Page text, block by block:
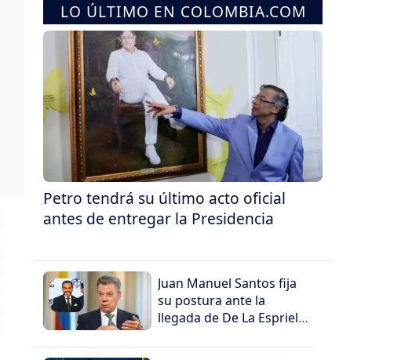
LO ÚLTIMO EN COLOMBIA.COM
Petro tendrá su último acto oficial
antes de entregar la Presidencia
Juan Manuel Santos fija
su postura ante la
llegada de De La Espriella